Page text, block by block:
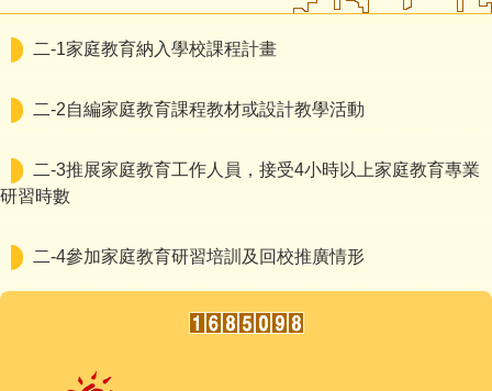
二-1家庭教育納入學校課程計畫
二-2自編家庭教育課程教材或設計教學活動
二-3推展家庭教育工作人員，接受4小時以上家庭教育專業
研習時數
二-4參加家庭教育研習培訓及回校推廣情形